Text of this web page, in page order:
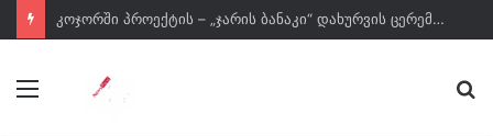
კოჯორში პროექტის – „ჯარის ბანაკი“ დახურვის ცერემონია გაიმართა
მენიუ